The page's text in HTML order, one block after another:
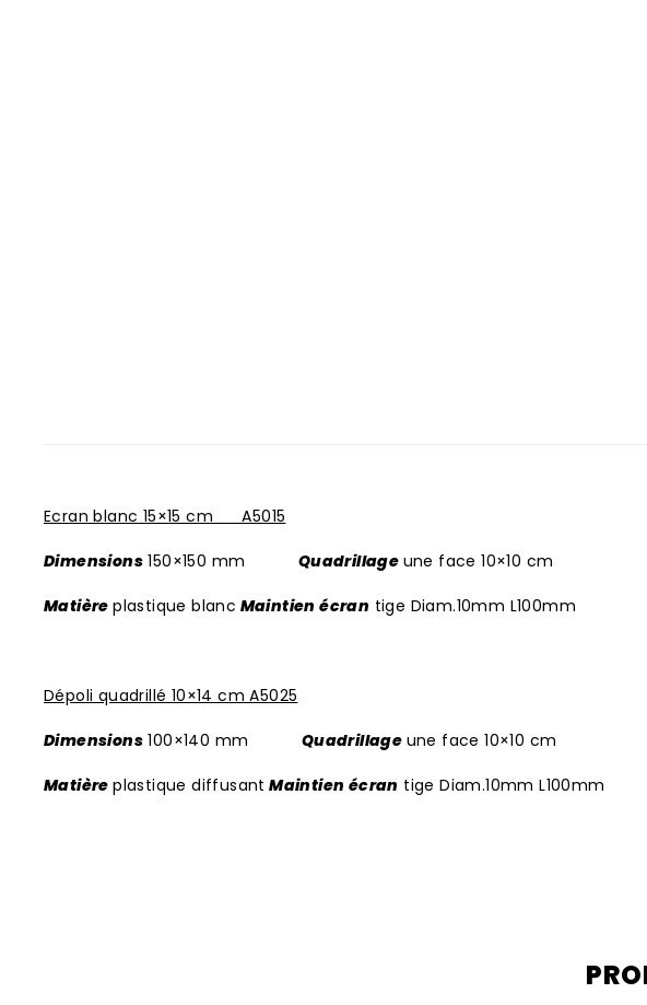
Ecran blanc 15×15 cm A5015
Dimensions 150×150 mm Quadrillage une face 10×10 cm
Matièreplastique blanc Maintien écran tige Diam.10mm L100mm
Dépoli quadrillé 10×14 cm A5025
Dimensions 100×140 mm Quadrillage une face 10×10 cm
Matièreplastique diffusant Maintien écran tige Diam.10mm L100mm